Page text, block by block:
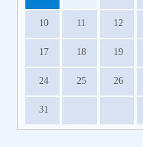
10 11 12
17 18 19
24 25 26
31